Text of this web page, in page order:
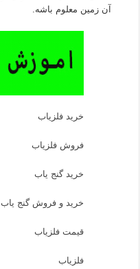
آن زمین معلوم باشه.
خرید فلزیاب
فروش فلزیاب
خرید گنج یاب
خرید و فروش گنج یاب
قیمت فلزیاب
فلزیاب